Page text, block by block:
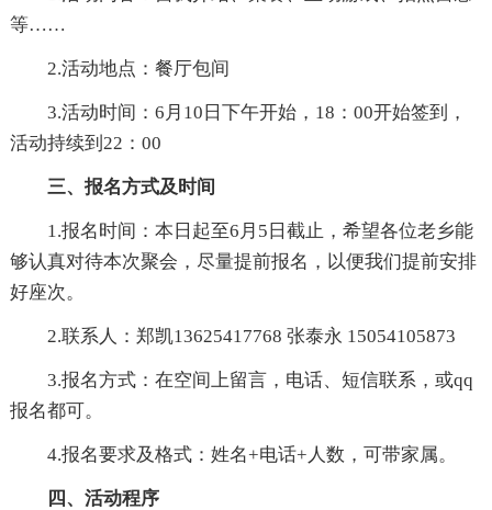
等……
2.活动地点：餐厅包间
3.活动时间：6月10日下午开始，18：00开始签到，
活动持续到22：00
三、报名方式及时间
1.报名时间：本日起至6月5日截止，希望各位老乡能
够认真对待本次聚会，尽量提前报名，以便我们提前安排
好座次。
2.联系人：郑凯13625417768 张泰永 15054105873
3.报名方式：在空间上留言，电话、短信联系，或qq
报名都可。
4.报名要求及格式：姓名+电话+人数，可带家属。
四、活动程序